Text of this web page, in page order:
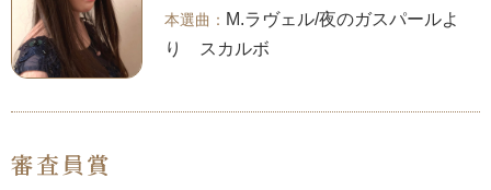
M.ラヴェル/夜のガスパールよ
り スカルボ
審査員賞